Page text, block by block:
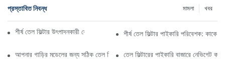
প্রস্তাবিত নিবন্ধ খবর
মামলা
শীর্ষ তেল ফিল্টার উৎপাদনকারী কোম্পানি: একটি বিস্তৃত সারসংক্ষেপশীর্ষ তেল ফিল্টার পাইকারি পরিবেশক: কাকে
আপনার গাড়ির মডেলের জন্য সঠিক তেল ফিল্টার নির্বাচন করা: মূল বিবেচ্য বিষয়গুলি
তেল ফিল্টারের পাইকারি বাজারে নেভিগেট